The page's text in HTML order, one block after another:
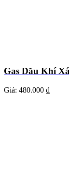
Gas Dầu Khí
Giá: 480.000 ₫